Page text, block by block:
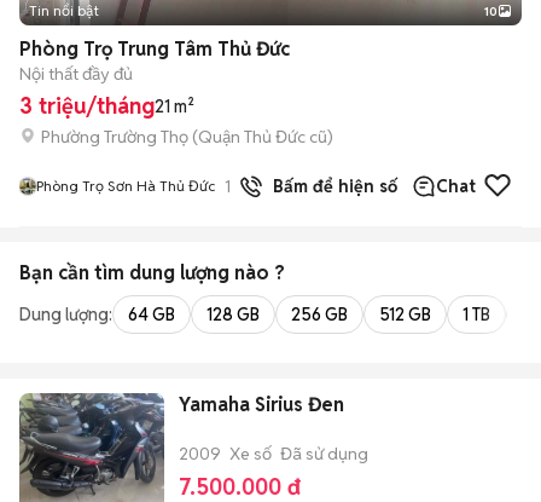
+2
Tin nổi bật 10
Phòng Trọ Trung Tâm Thủ Đức
Nội thất đầy đủ
3 triệu/tháng21 m²
Phường Trường Thọ (Quận Thủ Đức cũ)
Phòng Trọ Sơn Hà Thủ Đức 1 đã bánBấm để hiện số Chat
Bạn cần tìm dung lượng nào ?
Dung lượng: 64 GB 128 GB 256 GB 512 GB 1 TB
Yamaha Sirius Đen
2009 Xe số Đã sử dụng
7.500.000 đ